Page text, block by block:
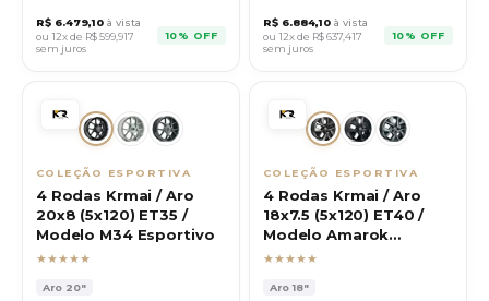
R$ 6.479,10 à vista
ou 12x de R$599,917
sem juros
10% OFF
R$ 6.884,10 à vista
ou 12x de R$637,417
sem juros
10% OFF
COLEÇÃO ESPORTIVA
4 Rodas Krmai / Aro
20x8 (5x120) ET35 /
Modelo M34 Esportivo
★★★★★
Aro 20"
COLEÇÃO ESPORTIVA
4 Rodas Krmai / Aro
18x7.5 (5x120) ET40 /
Modelo Amarok
Extreme
★★★★★
Aro18"